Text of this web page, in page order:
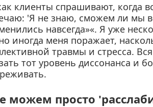
клиенты спрашивают, когда
'Я не знаю, сможем ли мы
навсегда»«. Я уже
иногда меня поражает,
травмы и стресса.
тот уровень диссонанса и
можем просто